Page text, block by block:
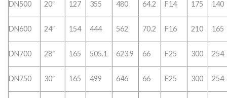
DN500 20″ 127 355 480 64.2 F14 175 140
DN600 24″ 154 444 562 70.2 F16 210 165
DN700 28″ 165 505.1 623.9 66 F25 300 254
DN750 30″ 165 499 646 66 F25 300 254